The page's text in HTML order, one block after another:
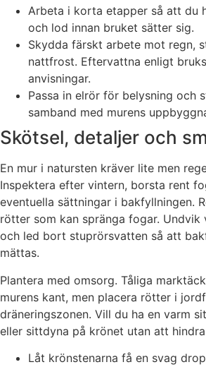
Arbeta i korta etapper så att du
och lod innan bruket sätter sig.
Skydda färskt arbete mot regn,
nattfrost. Eftervattna enligt
anvisningar.
Passa in elrör för belysning och
samband med murens
Skötsel, detaljer och
En mur i natursten kräver lite men
Inspektera efter vintern, borsta rent
eventuella sättningar i bakfyllningen.
rötter som kan spränga fogar. Undvik
och led bort stuprörsvatten så att
mättas.
Plantera med omsorg. Tåliga
murens kant, men placera rötter i
dräneringszonen. Vill du ha en varm
eller sittdyna på krönet utan att
Låt krönstenarna få en svag